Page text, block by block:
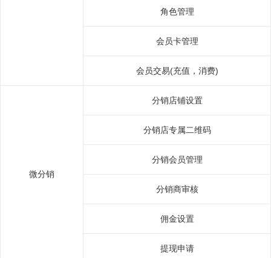
角色管理
会员卡管理
会员交易(充值，消费)
微分销
分销店铺设置
分销店专属二维码
分销会员管理
分销商审核
佣金设置
提现申请